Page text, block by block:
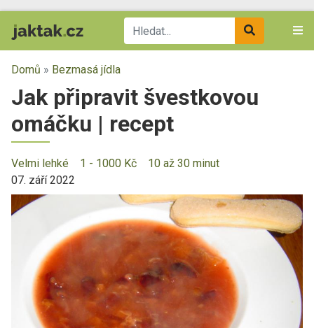
Domů » Bezmasá jídla
Jak připravit švestkovou
omáčku | recept
Velmi lehké 1 - 1000 Kč
10 až 30 minut
07. září 2022